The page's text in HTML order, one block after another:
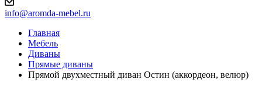
info@aromda-mebel.ru
Главная
Мебель
Диваны
Прямые диваны
Прямой двухместный диван Остин (аккордеон, велюр)